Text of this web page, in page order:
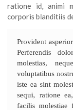
ratione id, animi
corporis blanditiis
Provident
Perferendis
molestias,
voluptatibus
iste ea sint
sequi, ratione
facilis molestiae